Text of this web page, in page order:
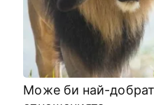
Може би най-